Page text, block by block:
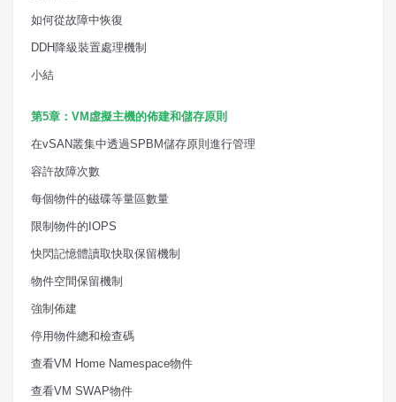
如何從故障中恢復
DDH降級裝置處理機制
小結
第5章： VM虛擬主機的佈建和儲存原則
在vSAN叢集中透過SPBM儲存原則進行管理
容許故障次數
每個物件的磁碟等量區數量
限制物件的IOPS
快閃記憶體讀取快取保留機制
物件空間保留機制
強制佈建
停用物件總和檢查碼
查看VM Home Namespace物件
查看VM SWAP物件